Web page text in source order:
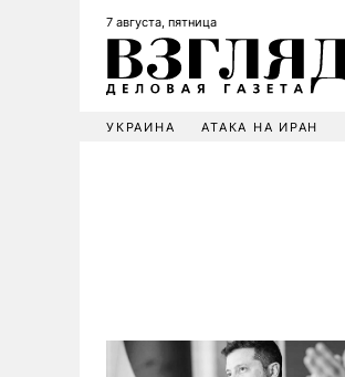
7 августа, пятница
УКРАИНА АТАКА НА ИРАН